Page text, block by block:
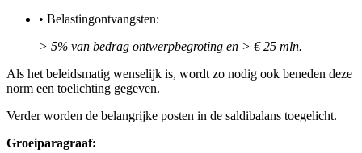
• Belastingontvangsten:
> 5% van bedrag ontwerpbegroting en > € 25 mln.
Als het beleidsmatig wenselijk is, wordt zo nodig ook beneden deze
norm een toelichting gegeven.
Verder worden de belangrijke posten in de saldibalans toegelicht.
Groeiparagraaf: